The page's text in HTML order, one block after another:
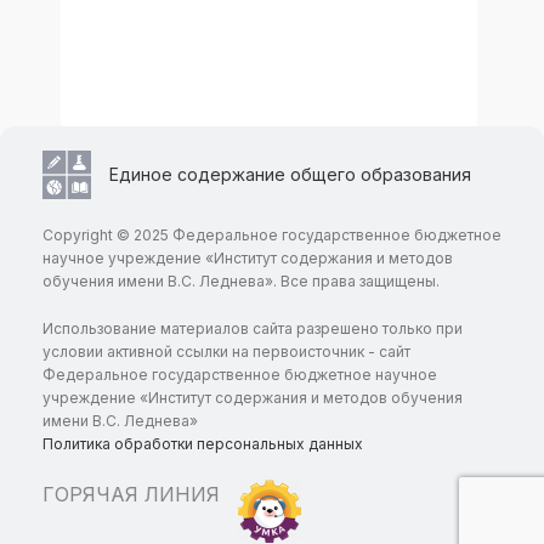
Единое содержание общего образования
Copyright © 2025 Федеральное государственное бюджетное
научное учреждение «Институт содержания и методов
обучения имени В.С. Леднева». Все права защищены.
Использование материалов сайта разрешено только при
условии активной ссылки на первоисточник - сайт
Федеральное государственное бюджетное научное
учреждение «Институт содержания и методов обучения
имени В.С. Леднева»
Политика обработки персональных данных
ГОРЯЧАЯ ЛИНИЯ